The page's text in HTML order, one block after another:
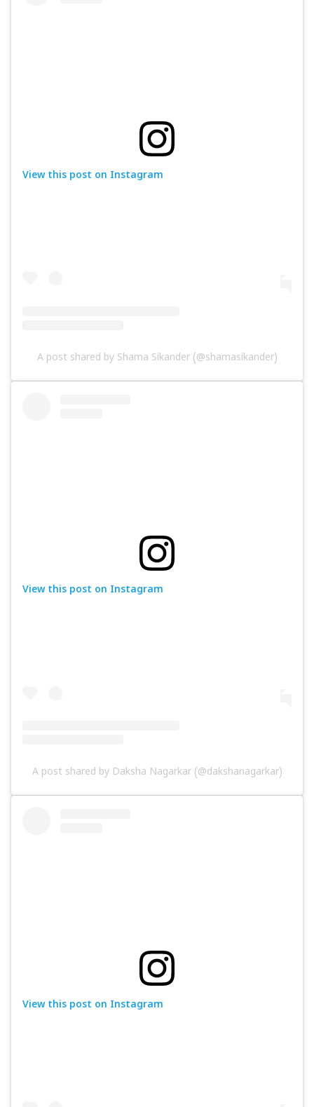
View this post on Instagram
A post shared by Shama Sikander (@shamasikander)
View this post on Instagram
A post shared by Daksha Nagarkar (@dakshanagarkar)
View this post on Instagram